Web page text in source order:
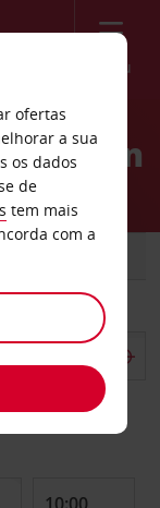
Menu
ofertas
a sua
os dados
de
tem mais
com a